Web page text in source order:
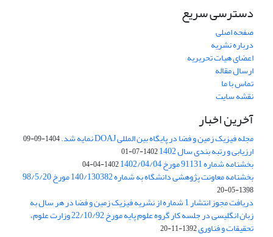
دسترسی سریع
صفحه اصلی
درباره نشریه
اعضای هیات تحریریه
ارسال مقاله
تماس با ما
نقشه سایت
آخرین اخبار
مجله فیزیک زمین و فضا در پایگاه بین المللی DOAJ نمایه شد. 1404-09-09
ارزیابی و رتبه بندی سال 1402 1402-07-01
بخشنامه شماره 91131 مورخ 1402/04/04 1402-04-04
بخشنامه معاونت پژوهشی دانشگاه به شماره 140/130382 مورخ 98/5/20
1398-05-20
دریافت مجوز انتشار 1 شماره از نشریه فیزیک زمین و فضا در هر سال به
زبان انگلیسی در جلسه کار گروه علوم پایه مورخ 22/10/92 وزارت علوم،
تحقیقات و فناوری1392-11-20